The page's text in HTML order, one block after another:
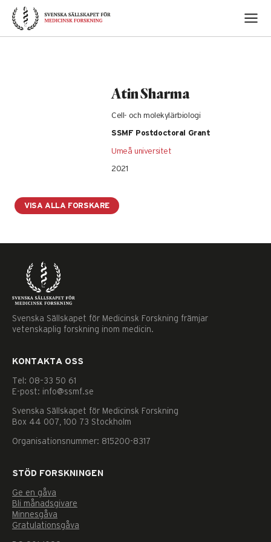
Skip
content
Atin Sharma
Cell- och molekylärbiologi
SSMF Postdoctoral Grant
Umeå universitet
2021
VISA ALLA FORSKARE
Svenska Sällskapet för Medicinsk Forskning främjar
vetenskaplig forskning inom medicin.
KONTAKTA OSS
Tel: 08–33 50 61
E-post: info@ssmf.se
Svenska Sällskapet för Medicinsk Forskning
Box 44 007, 100 73 Stockholm
Organisationsnummer: 815200-8317
STÖD FORSKNINGEN
Ge en gåva
Bli månadsgivare
Minnesgåva
Gratulationsgåva
Nödvändiga